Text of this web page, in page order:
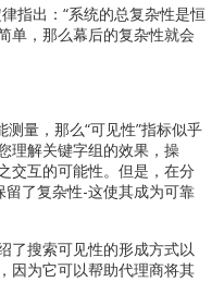
指出：“系统的总复杂性是恒
单，那么幕后的复杂性就会
量，那么“可见性”指标似乎
理解关键字组的效果，操
交互的可能性。但是，在分
了复杂性-这使其成为可靠
了搜索可见性的形成方式以
因为它可以帮助代理商将其